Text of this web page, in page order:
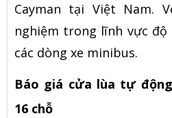
Cayman tại Việt Nam.
nghiệm trong lĩnh vực
các dòng xe minibus.
Báo giá cửa lùa tự
16 chỗ